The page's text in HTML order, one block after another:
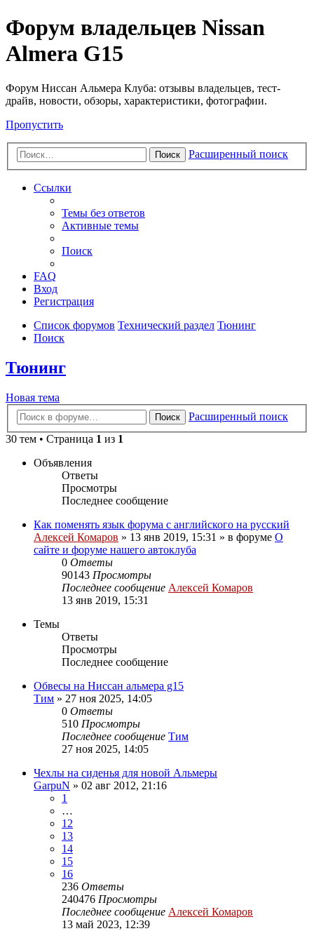
Форум владельцев Nissan
Almera G15
Форум Ниссан Альмера Клуба: отзывы владельцев, тест-
драйв, новости, обзоры, характеристики, фотографии.
Пропустить
Поиск Расширенный поиск
Ссылки
Темы без ответов
Активные темы
Поиск
FAQ
Вход
Регистрация
Список форумов Технический раздел Тюнинг
Поиск
Тюнинг
Новая тема
Поиск
Расширенный поиск
30 тем • Страница 1 из 1
Объявления
Ответы
Просмотры
Последнее сообщение
Как поменять язык форума с английского на русский
Алексей Комаров » 13 янв 2019, 15:31 » в форуме О
сайте и форуме нашего автоклуба
0 Ответы
90143 Просмотры
Последнее сообщение Алексей Комаров
13 янв 2019, 15:31
Темы
Ответы
Просмотры
Последнее сообщение
Обвесы на Ниссан альмера g15
Тим » 27 ноя 2025, 14:05
0 Ответы
510 Просмотры
Последнее сообщение Тим
27 ноя 2025, 14:05
Чехлы на сиденья для новой Альмеры
GarpuN » 02 авг 2012, 21:16
1
…
12
13
14
15
16
236 Ответы
240476 Просмотры
Последнее сообщение Алексей Комаров
13 май 2023, 12:39